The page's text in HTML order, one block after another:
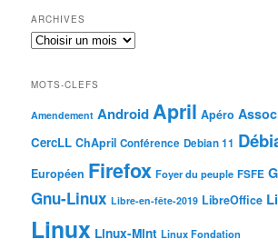
ARCHIVES
MOTS-CLEFS
Amendement AndroidApril Apéro
CercLL ChApril Conférence Debian 11
Européen Firefox Foyer du peuple FSFE
Gnu-Linux Libre-en-fête-2019 LibreOffice
Linux Linux-Mint Linux Fondation